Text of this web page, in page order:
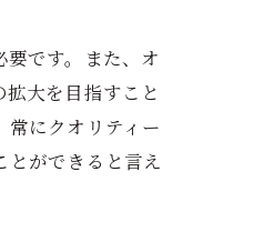
です。また、オ
大を目指すこと
にクオリティー
ができると言え